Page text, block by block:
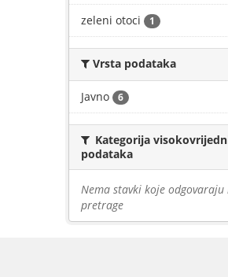
zeleni otoci 1
Vrsta podataka
Javno 6
Kategorija
podataka
Nema stavki koje
pretrage